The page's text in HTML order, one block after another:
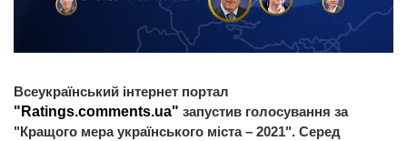
Всеукраїнський інтернет портал
"Ratings.comments.ua" запустив голосування за
"Кращого мера українського міста – 2021". Серед